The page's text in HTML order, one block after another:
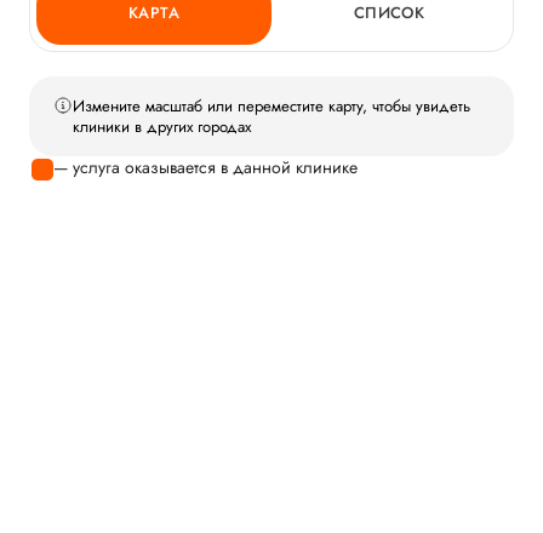
КАРТА СПИСОК
Измените масштаб или переместите карту, чтобы увидеть
клиники в других городах
— услуга оказывается в данной клинике